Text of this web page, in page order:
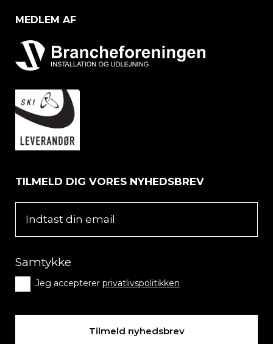
MEDLEM AF
TILMELD DIG VORES NYHEDSBREV
Samtykke
Jeg accepterer privatlivspolitikken